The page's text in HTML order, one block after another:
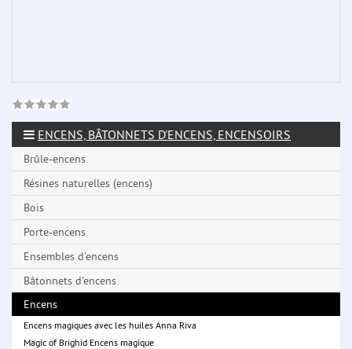
ENCENS, BÂTONNETS D'ENCENS, ENCENSOIRS
Brûle-encens
Résines naturelles (encens)
Bois
Porte-encens
Ensembles d'encens
Bâtonnets d'encens
Encens
Encens magiques avec les huiles Anna Riva
Magic of Brighid Encens magique